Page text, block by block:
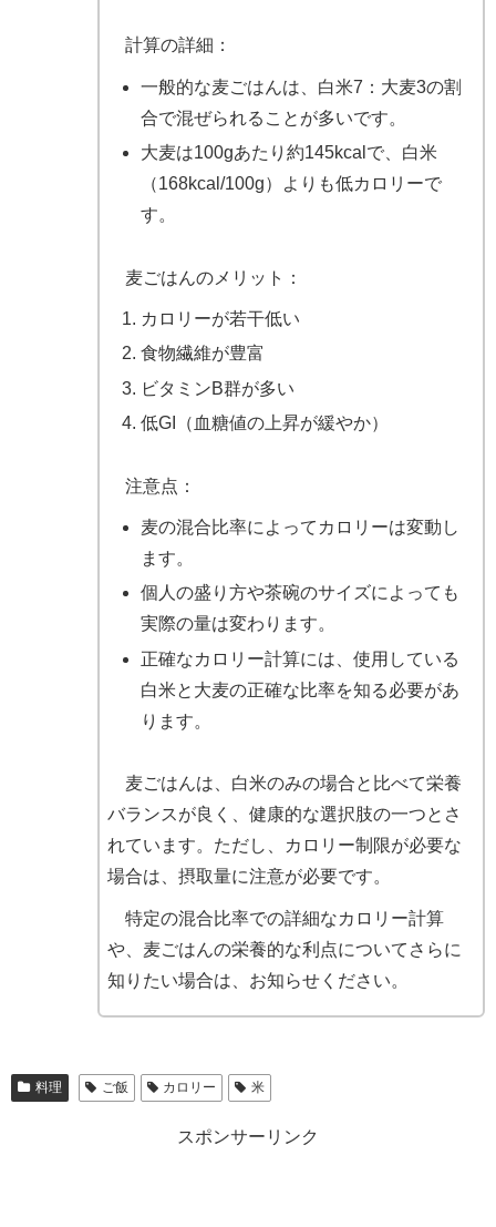
計算の詳細：
一般的な麦ごはんは、白米7：大麦3の割
合で混ぜられることが多いです。
大麦は100gあたり約145kcalで、白米
（168kcal/100g）よりも低カロリーで
す。
麦ごはんのメリット：
カロリーが若干低い
食物繊維が豊富
ビタミンB群が多い
低GI（血糖値の上昇が緩やか）
注意点：
麦の混合比率によってカロリーは変動し
ます。
個人の盛り方や茶碗のサイズによっても
実際の量は変わります。
正確なカロリー計算には、使用している
白米と大麦の正確な比率を知る必要があ
ります。
麦ごはんは、白米のみの場合と比べて栄養
バランスが良く、健康的な選択肢の一つとさ
れています。ただし、カロリー制限が必要な
場合は、摂取量に注意が必要です。
特定の混合比率での詳細なカロリー計算
や、麦ごはんの栄養的な利点についてさらに
知りたい場合は、お知らせください。
料理 ご飯 カロリー 米
スポンサーリンク